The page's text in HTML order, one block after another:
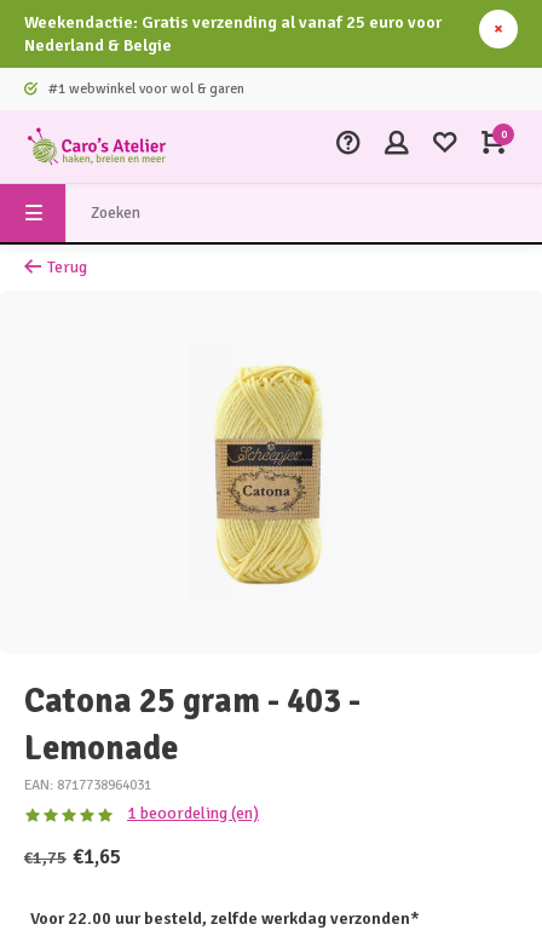
Weekendactie: Gratis verzending al vanaf 25 euro voor
Nederland & Belgie
#1 webwinkel voor wol & garen
0
Terug
Catona 25 gram - 403 -
Lemonade
EAN: 8717738964031
1 beoordeling (en)
€1,75 €1,65
Voor 22.00 uur besteld, zelfde werkdag verzonden*